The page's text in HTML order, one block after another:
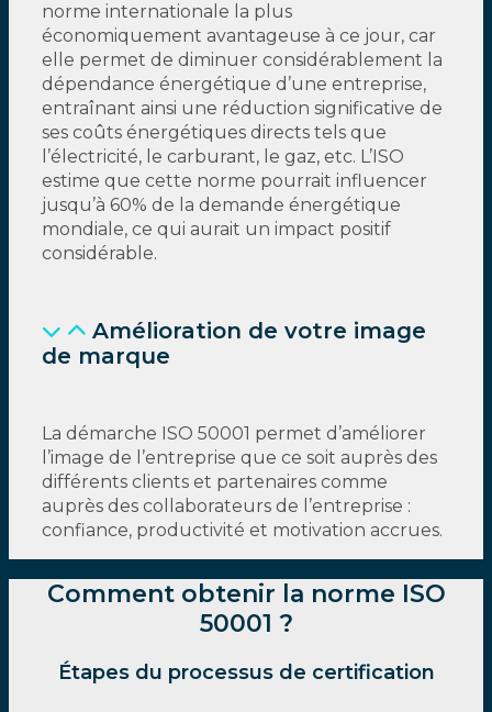
norme internationale la plus
économiquement avantageuse à ce jour, car
elle permet de diminuer considérablement la
dépendance énergétique d’une entreprise,
entraînant ainsi une réduction significative de
ses coûts énergétiques directs tels que
l’électricité, le carburant, le gaz, etc. L’ISO
estime que cette norme pourrait influencer
jusqu’à 60% de la demande énergétique
mondiale, ce qui aurait un impact positif
considérable.
Amélioration de votre image
de marque
La démarche ISO 50001 permet d’améliorer
l’image de l’entreprise que ce soit auprès des
différents clients et partenaires comme
auprès des collaborateurs de l’entreprise :
confiance, productivité et motivation accrues.
Comment obtenir la norme ISO
50001 ?
Étapes du processus de certification